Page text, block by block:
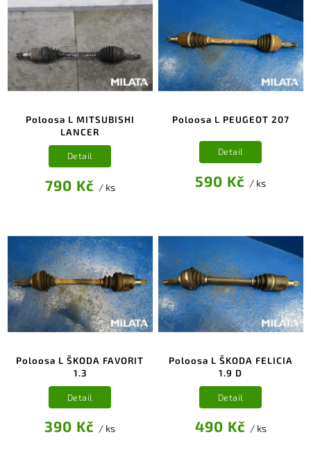
Poloosa L MITSUBISHI
LANCER
790 Kč / ks
Detail
Poloosa L PEUGEOT 207
590 Kč / ks
Detail
Poloosa L ŠKODA FAVORIT
1.3
390 Kč / ks
Detail
Poloosa L ŠKODA FELICIA
1.9 D
490 Kč / ks
Detail